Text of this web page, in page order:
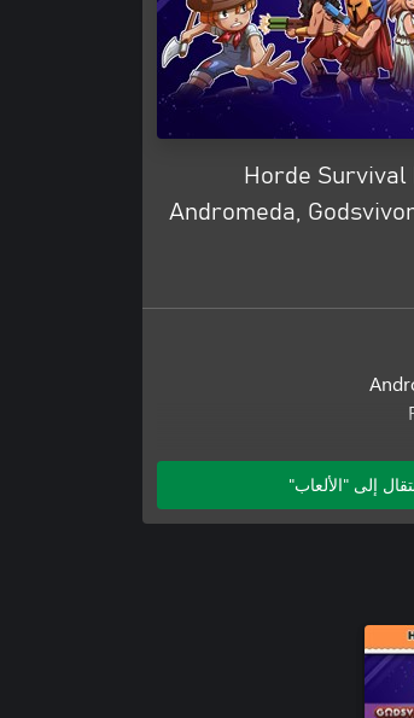
Horde Survival
Andromeda,
إلى "الألعاب"